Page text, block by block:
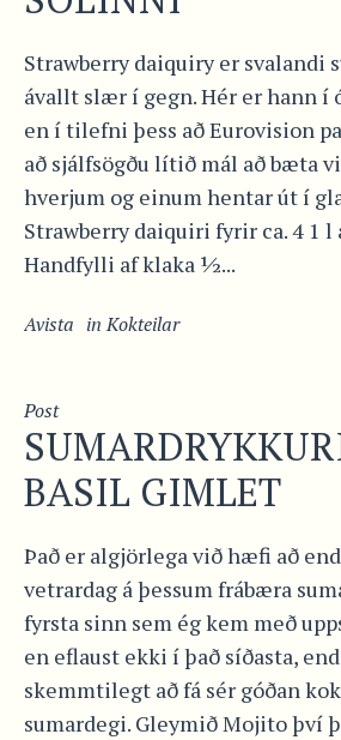
Strawberry daiquiry er svalandi
ávallt slær í gegn. Hér er hann í
en í tilefni þess að Eurovision
að sjálfsögðu lítið mál að bæta
hverjum og einum hentar út í
Strawberry daiquiri fyrir ca. 4 1 l
Handfylli af klaka ½...
Avista inKokteilar
Post
BASIL GIMLET
Það er algjörlega við hæfi að
vetrardag á þessum frábæra
fyrsta sinn sem ég kem með
en eflaust ekki í það síðasta,
skemmtilegt að fá sér góðan
sumardegi. Gleymið Mojito því